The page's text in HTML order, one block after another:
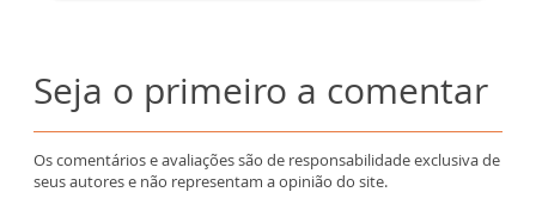
Seja o primeiro a comentar
Os comentários e avaliações são de responsabilidade exclusiva de
seus autores e não representam a opinião do site.